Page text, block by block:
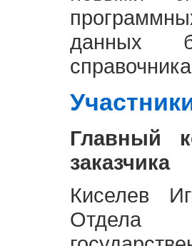
данных
Главный
заказчика
Киселев
Отдела